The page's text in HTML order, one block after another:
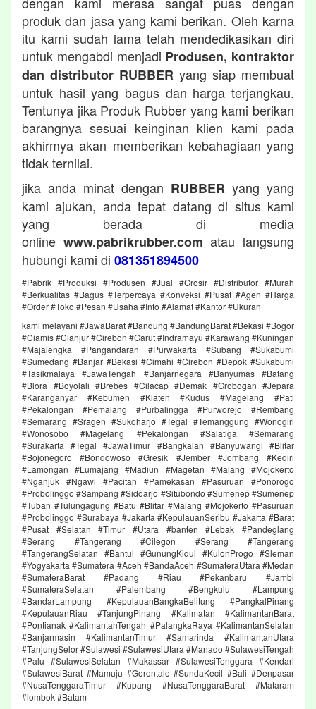
produk dan jasa yang kami berikan. Oleh karna
itu kami sudah lama telah mendedikasikan diri
untuk mengabdi menjadi Produsen, kontraktor
dan distributor RUBBER yang siap membuat
untuk hasil yang bagus dan harga terjangkau.
Tentunya jika Produk Rubber yang kami berikan
barangnya sesuai keinginan klien kami pada
akhirmya akan memberikan kebahagiaan yang
tidak ternilai.
jika anda minat dengan RUBBER yang yang
kami ajukan, anda tepat datang di situs kami
yang berada di media
online www.pabrikrubber.com atau langsung
hubungi kami di 081351894500
#Pabrik #Produksi #Produsen #Jual #Grosir #Distributor #Murah
#Berkualitas #Bagus #Terpercaya #Konveksi #Pusat #Agen #Harga
#Order #Toko #Pesan #Usaha #Info #Alamat #Kantor #Ukuran
kami melayani #JawaBarat #Bandung #BandungBarat #Bekasi #Bogor
#Ciamis #Cianjur #Cirebon #Garut #Indramayu #Karawang #Kuningan
#Majalengka #Pangandaran #Purwakarta #Subang #Sukabumi
#Sumedang #Banjar #Bekasi #Cimahi #Cirebon #Depok #Sukabumi
#Tasikmalaya #JawaTengah #Banjarnegara #Banyumas #Batang
#Blora #Boyolali #Brebes #Cilacap #Demak #Grobogan #Jepara
#Karanganyar #Kebumen #Klaten #Kudus #Magelang #Pati
#Pekalongan #Pemalang #Purbalingga #Purworejo #Rembang
#Semarang #Sragen #Sukoharjo #Tegal #Temanggung #Wonogiri
#Wonosobo #Magelang #Pekalongan #Salatiga #Semarang
#Surakarta #Tegal #JawaTimur #Bangkalan #Banyuwangi #Blitar
#Bojonegoro #Bondowoso #Gresik #Jember #Jombang #Kediri
#Lamongan #Lumajang #Madiun #Magetan #Malang #Mojokerto
#Nganjuk #Ngawi #Pacitan #Pamekasan #Pasuruan #Ponorogo
#Probolinggo #Sampang #Sidoarjo #Situbondo #Sumenep #Sumenep
#Tuban #Tulungagung #Batu #Blitar #Malang #Mojokerto #Pasuruan
#Probolinggo #Surabaya #Jakarta #KepulauanSeribu #Jakarta #Barat
#Pusat #Selatan #Timur #Utara #banten #Lebak #Pandeglang
#Serang #Tangerang #Cilegon #Serang #Tangerang
#TangerangSelatan #Bantul #GunungKidul #KulonProgo #Sleman
#Yogyakarta #Sumatera #Aceh #BandaAceh #SumateraUtara #Medan
#SumateraBarat #Padang #Riau #Pekanbaru #Jambi
#SumateraSelatan #Palembang #Bengkulu #Lampung
#BandarLampung #KepulauanBangkaBelitung #PangkalPinang
#KepulauanRiau #TanjungPinang #Kalimatan #KalimantanBarat
#Pontianak #KalimantanTengah #PalangkaRaya #KalimantanSelatan
#Banjarmasin #KalimantanTimur #Samarinda #KalimantanUtara
#TanjungSelor #Sulawesi #SulawesiUtara #Manado #SulawesiTengah
#Palu #SulawesiSelatan #Makassar #SulawesiTenggara #Kendari
#SulawesiBarat #Mamuju #Gorontalo #SundaKecil #Bali #Denpasar
#NusaTenggaraTimur #Kupang #NusaTenggaraBarat #Mataram
#lombok #Batam